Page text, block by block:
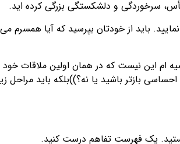
سرخوردگی و دلشکستگی بزرگی کرده اید.
باید از خودتان بپرسید که آیا همسرم می
ام این نیست که در همان اولین ملاقات خود
بازتر باشید یا نه؟))بلکه باید مراحل